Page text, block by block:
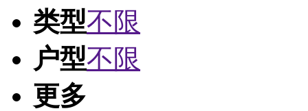
类型不限
户型不限
更多